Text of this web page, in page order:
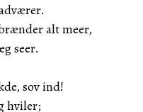
alt meer,
seer.
sov ind!
hviler;